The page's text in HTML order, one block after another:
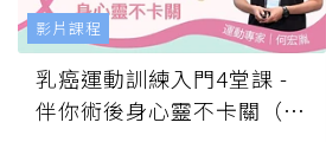
乳癌運動訓練入門4堂課 -
伴你術後身心靈不卡關（線
影片課程